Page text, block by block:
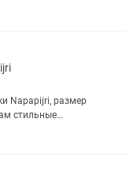
с комфортом
или посмотреть
Napapijri, размер
идеальном
раз во...